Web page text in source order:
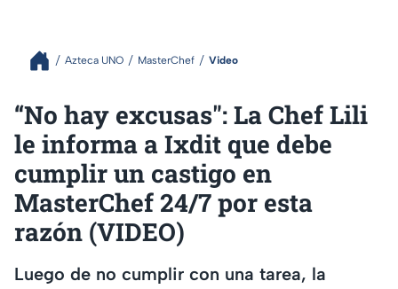
Azteca UNO MasterChef Video
“No hay excusas": La Chef Lili
le informa a Ixdit que debe
cumplir un castigo en
MasterChef 24/7 por esta
razón (VIDEO)
Luego de no cumplir con una tarea, la